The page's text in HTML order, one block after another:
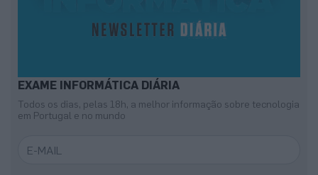
EXAME INFORMÁTICA DIÁRIA
Todos os dias, pelas 18h, a melhor informação sobre tecnologia
em Portugal e no mundo